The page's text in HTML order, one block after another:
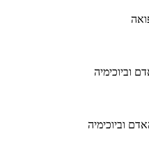
וביוכימיה
וביוכימיה